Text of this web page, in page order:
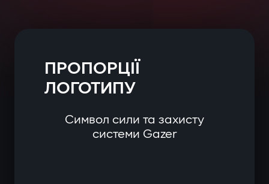
ПРОПОРЦІЇ
ЛОГОТИПУ
Символ сили та захисту
системи Gazer